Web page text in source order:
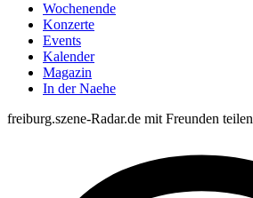
Wochenende
Konzerte
Events
Kalender
Magazin
In der Naehe
freiburg.szene-Radar.de mit Freunden teilen